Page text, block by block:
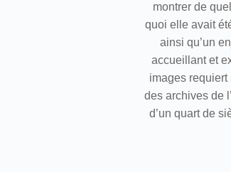
montrer de
quoi elle avait
ainsi qu’un
accueillant et
images
des archives de
d’un quart de